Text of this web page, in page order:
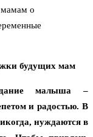
мамам о
будущих мам
малыша –
и радостью. В
нуждаются в